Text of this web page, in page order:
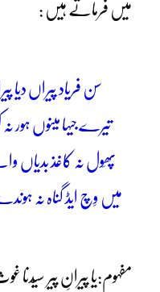
میں فرماتے ہیں :
سن فریاد پیراں دیا
تیرے جیہا مینوں ہور
پھَول نہ کاغذ بدیاں
میں وِچ ایڈ گناہ نہ
مفہوم:یا پیرانِ پیر سیّدنا